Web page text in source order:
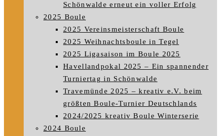
Schönwalde erneut ein voller Erfolg
2025 Boule
2025 Vereinsmeisterschaft Boule
2025 Weihnachtsboule in Tegel
2025 Ligasaison im Boule 2025
Havellandpokal 2025 – Ein spannender
Turniertag in Schönwalde
Travemünde 2025 – kreativ e.V. beim
größten Boule-Turnier Deutschlands
2024/2025 kreativ Boule Winterserie
2024 Boule